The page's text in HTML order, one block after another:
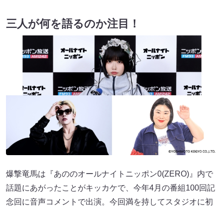
三人が何を語るのか注目！
爆撃竜馬は『あののオールナイトニッポン0(ZERO)』内で
話題にあがったことがキッカケで、今年4月の番組100回記
念回に音声コメントで出演。今回満を持してスタジオに初